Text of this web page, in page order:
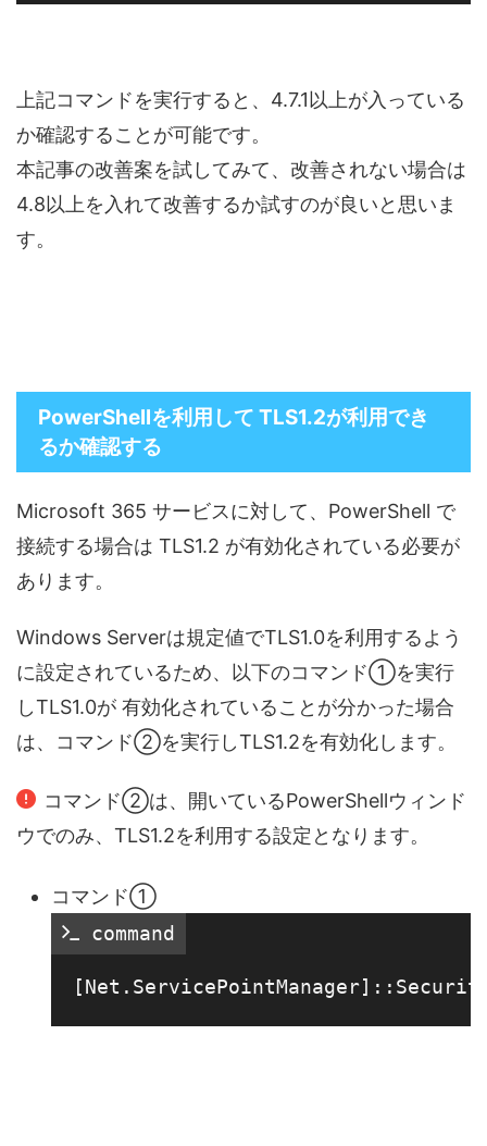
上記コマンドを実行すると、4.7.1以上が入っている
か確認することが可能です。
本記事の改善案を試してみて、改善されない場合は
4.8以上を入れて改善するか試すのが良いと思いま
す。
PowerShellを利用して TLS1.2が利用でき
るか確認する
Microsoft 365 サービスに対して、PowerShell で
接続する場合は TLS1.2 が有効化されている必要が
あります。
Windows Serverは規定値でTLS1.0を利用するよう
に設定されているため、以下のコマンド①を実行
しTLS1.0が 有効化されていることが分かった場合
は、コマンド②を実行しTLS1.2を有効化します。
コマンド②は、開いているPowerShellウィンド
ウでのみ、TLS1.2を利用する設定となります。
コマンド①
command